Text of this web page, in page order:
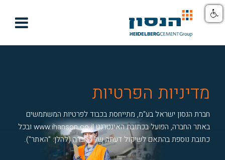

מדיניות הפרטיות
חברת הנסון ישראל בע"מ, מתייחסת בכבוד לפרטיות המשתמשים
באתר החברה, הפועל בכתובת האינטרנט www.ihanson.co.il ובכל
כתובת נוספת בהתאם לשיקול דעתה של החברה (להלן: "האתר").